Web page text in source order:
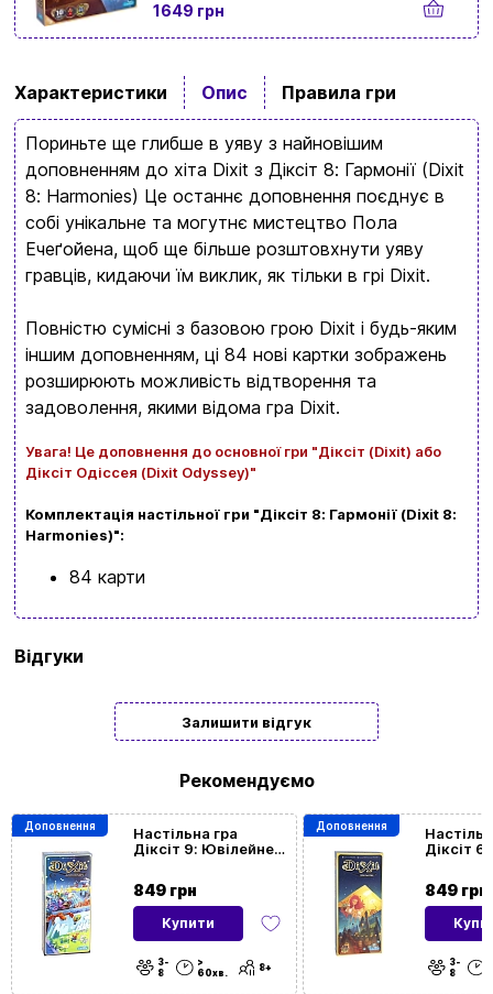
1649 грн
Характеристики Опис Правила гри
Пориньте ще глибше в уяву з найновішим
доповненням до хіта Dixit з Діксіт 8: Гармонії (Dixit
8: Harmonies) Це останнє доповнення поєднує в
собі унікальне та могутнє мистецтво Пола
Ечеґойена, щоб ще більше розштовхнути уяву
гравців, кидаючи їм виклик, як тільки в грі Dixit.
Повністю сумісні з базовою грою Dixit і будь-яким
іншим доповненням, ці 84 нові картки зображень
розширюють можливість відтворення та
задоволення, якими відома гра Dixit.
Увага! Це доповнення до основної гри "Діксіт (Dixit) або
Діксіт Одіссея (Dixit Odyssey)"
Комплектація настільної гри "Діксіт 8: Гармонії (Dixit 8:
Harmonies)":
84 карти
Вікова
категорія
8| 9 |10| 11 | 12+
Час гри < 60хв. | > 60хв.
Відгуки
Залишити відгук
Рекомендуємо
Доповнення
849 грн
Настільна гра
Діксіт 9: Ювілейне
Купити
3-
8
>
60хв.
8+
Доповнення
849 грн
Діксіт
3-
8
Повернення та обмін товарів
Контакти
+380996393746
+380634324164
Замовити дзвінок
Мова сайту:
ㅤRU
Ваш кошик зараз порожній
Перегляньте асортимент нашого магазину і ви
обовʼязково знайдете щось цікавеньке